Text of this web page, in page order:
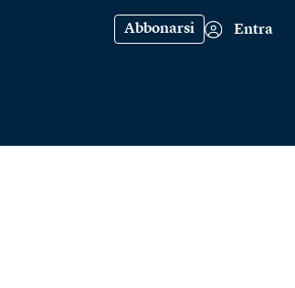
Abbonarsi Entra